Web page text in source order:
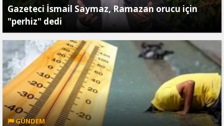
Gazeteci İsmail Saymaz, Ramazan orucu için
"perhiz" dedi
GÜNDEM